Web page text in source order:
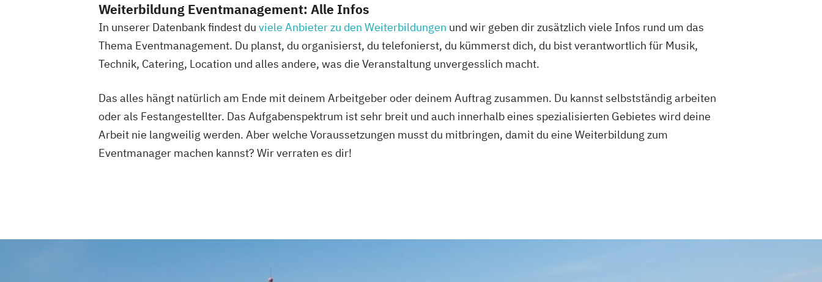
Weiterbildung Eventmanagement: Alle Infos
In unserer Datenbank findest du viele Anbieter zu den Weiterbildungen und wir geben dir zusätzlich viele Infos rund um das
Thema Eventmanagement. Du planst, du organisierst, du telefonierst, du kümmerst dich, du bist verantwortlich für Musik,
Technik, Catering, Location und alles andere, was die Veranstaltung unvergesslich macht.
Das alles hängt natürlich am Ende mit deinem Arbeitgeber oder deinem Auftrag zusammen. Du kannst selbstständig arbeiten
oder als Festangestellter. Das Aufgabenspektrum ist sehr breit und auch innerhalb eines spezialisierten Gebietes wird deine
Arbeit nie langweilig werden. Aber welche Voraussetzungen musst du mitbringen, damit du eine Weiterbildung zum
Eventmanager machen kannst? Wir verraten es dir!